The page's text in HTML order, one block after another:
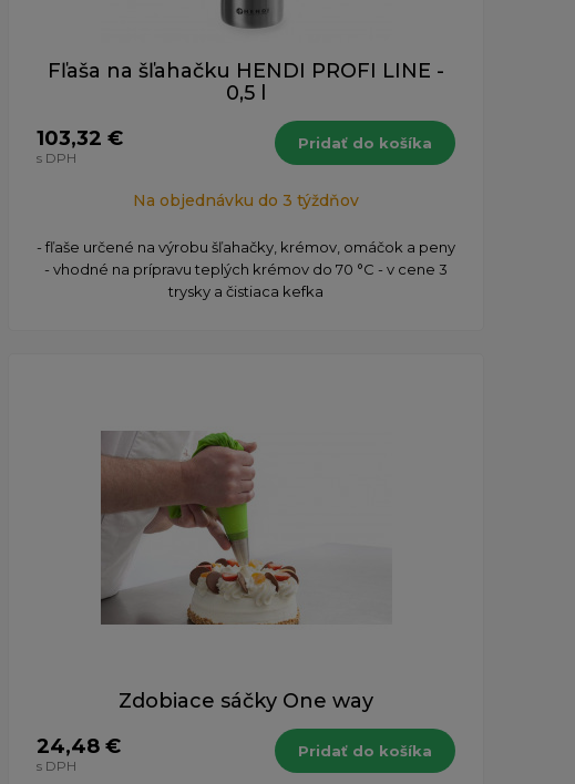
Fľaša na šľahačku HENDI PROFI LINE -
0,5 l
103,32 €
s DPH
Pridať do košíka
Na objednávku do 3 týždňov
- fľaše určené na výrobu šľahačky, krémov, omáčok a peny
- vhodné na prípravu teplých krémov do 70 °C - v cene 3
trysky a čistiaca kefka
Zdobiace sáčky One way
24,48 €
s DPH
Pridať do košíka